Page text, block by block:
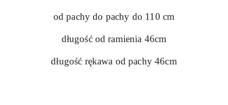
od pachy do pachy do 110 cm
długość od ramienia 46cm
długość rękawa od pachy 46cm